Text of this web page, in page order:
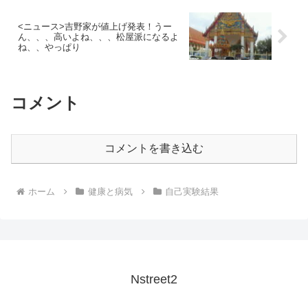
<ニュース>吉野家が値上げ発表！うー
ん、、、高いよね、、、松屋派になるよ
ね、、やっぱり
コメント
コメントを書き込む
ホーム 健康と病気 自己実験結果
Nstreet2